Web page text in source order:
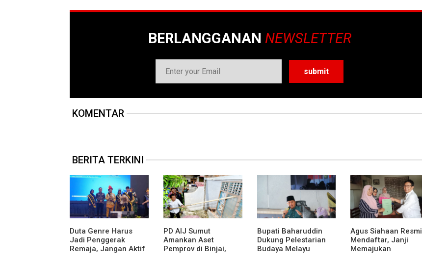
BERLANGGANAN NEWSLETTER
KOMENTAR
BERITA TERKINI
Duta Genre Harus
Jadi Penggerak
Remaja, Jangan Aktif
PD AIJ Sumut
Amankan Aset
Pemprov di Binjai,
Bupati Baharuddin
Dukung Pelestarian
Budaya Melayu
Agus Siahaan Resmi
Mendaftar, Janji
Memajukan